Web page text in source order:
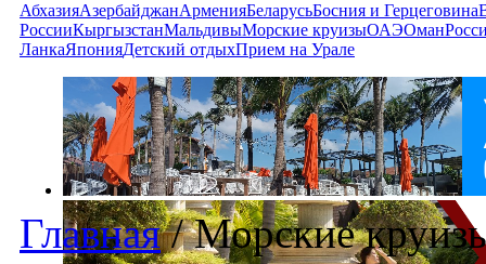
АбхазияАзербайджанАрменияБеларусьБосния и Герцеговина
РоссииКыргызстанМальдивыМорские круизыОАЭОман
ЛанкаЯпонияДетский отдыхПрием на Урале
Главная /Морские